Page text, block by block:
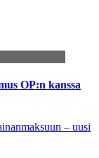
OP:n kanssa
– uusi